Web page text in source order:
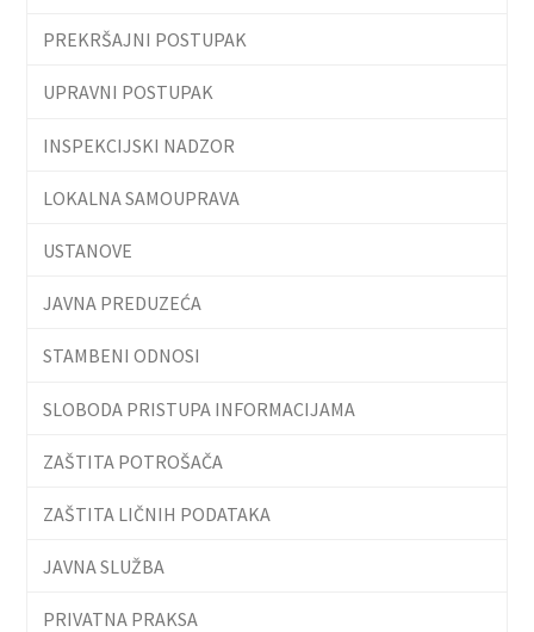
PREKRŠAJNI POSTUPAK
UPRAVNI POSTUPAK
INSPEKCIJSKI NADZOR
LOKALNA SAMOUPRAVA
USTANOVE
JAVNA PREDUZEĆA
STAMBENI ODNOSI
SLOBODA PRISTUPA INFORMACIJAMA
ZAŠTITA POTROŠAČA
ZAŠTITA LIČNIH PODATAKA
JAVNA SLUŽBA
PRIVATNA PRAKSA